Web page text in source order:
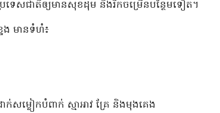
ប្រទេសជាតិឲ្យមានសុខដុម និងរីកចម្រើនបន្ថែមទៀត។
ង មានទំហំ៖
សម្លៀកបំពាក់ ស្មាអាវ គ្រែ និងមុងគេង